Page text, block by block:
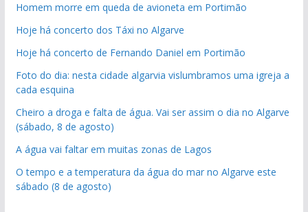
pub
Homem morre em queda de avioneta em Portimão
Hoje há concerto dos Táxi no Algarve
Hoje há concerto de Fernando Daniel em Portimão
Foto do dia: nesta cidade algarvia vislumbramos uma igreja a
cada esquina
Cheiro a droga e falta de água. Vai ser assim o dia no Algarve
(sábado, 8 de agosto)
A água vai faltar em muitas zonas de Lagos
O tempo e a temperatura da água do mar no Algarve este
sábado (8 de agosto)